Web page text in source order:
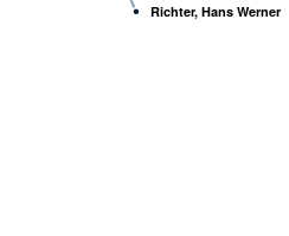
Richter, Hans Werner